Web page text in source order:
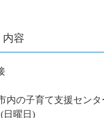
内容
内の子育て支援セン
日曜日)